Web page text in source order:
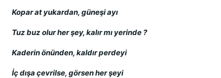
Kopar at yukardan, güneşi ayı
Tuz buz olur her şey, kalır mı yerinde ?
Kaderin önünden, kaldır perdeyi
İç dışa çevrilse, görsen her şeyi